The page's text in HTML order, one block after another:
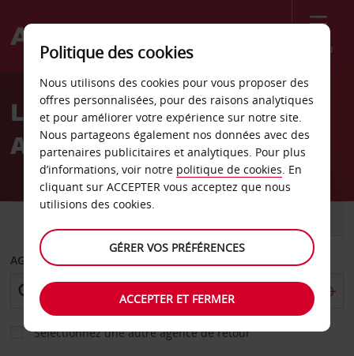
Menu
Welcome
AvisLocation de voiture Saint
Augustine
AGENCE DE DÉPART
Sélectionnez une autre agence de retour
Politique des cookies
Nous utilisons des cookies pour vous proposer des
offres personnalisées, pour des raisons analytiques
et pour améliorer votre expérience sur notre site.
Nous partageons également nos données avec des
partenaires publicitaires et analytiques. Pour plus
d’informations, voir notre politique de cookies. En
cliquant sur ACCEPTER vous acceptez que nous
utilisions des cookies.
GÉRER VOS PRÉFÉRENCES
ACCEPTER ET FERMER